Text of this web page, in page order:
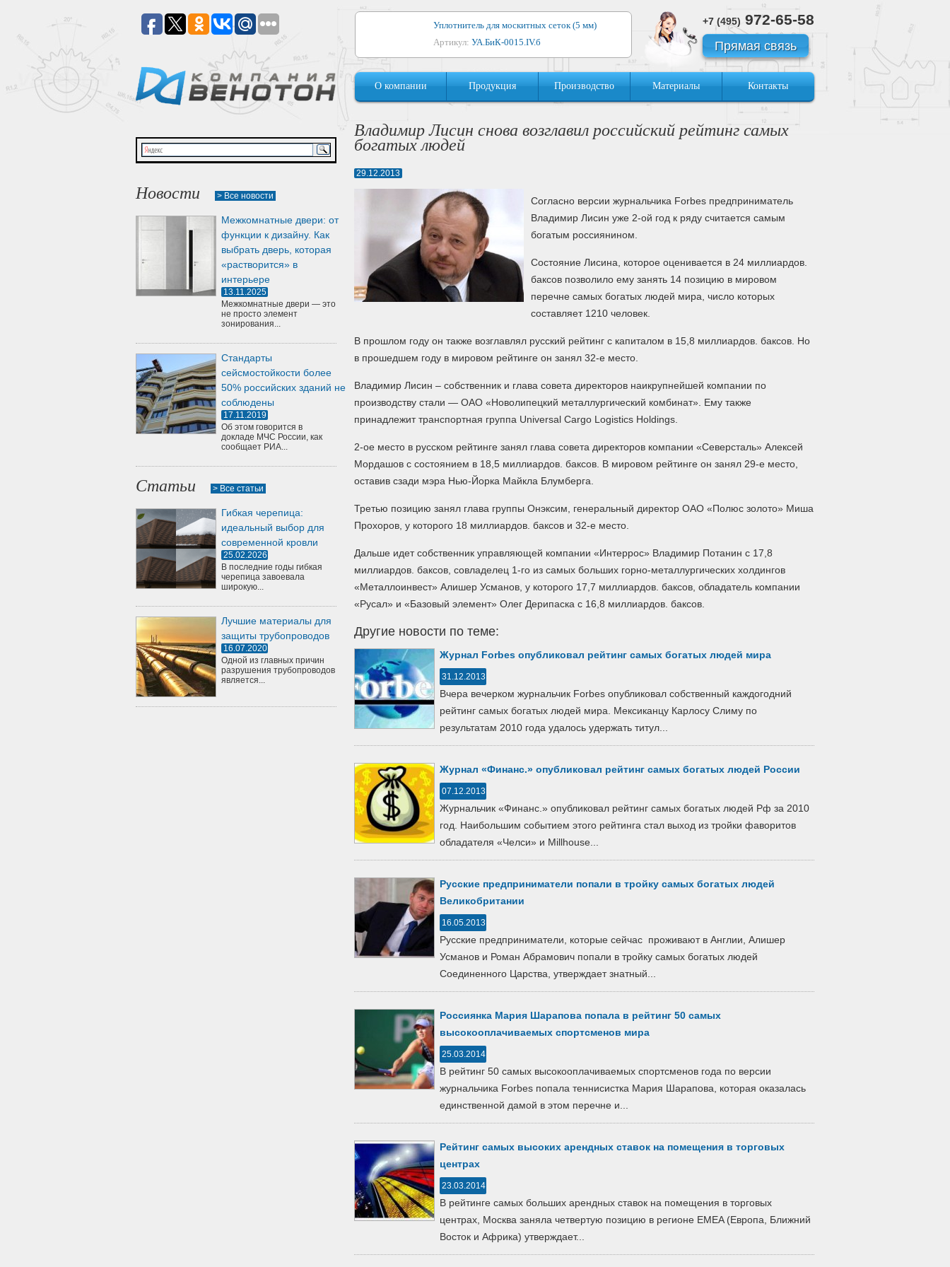
Уплотнитель для москитных сеток (5 мм)
Артикул: УА.БиК-0015.IV.б
Уплотнитель для алюминиевых окон
Артикул:1044
Артикул:УМ.БиК-0062.IV.б
Уплотнитель для деревянных дверей
Артикул:
УК-10.4
+7 (495) 972-65-58
Прямая связь
О компании Продукция Производство Материалы Контакты
Новости > Все новости
Межкомнатные двери: от
функции к дизайну. Как
выбрать дверь, которая
«растворится» в
интерьере
13.11.2025
Межкомнатные двери — это
не просто элемент
зонирования...
Стандарты
сейсмостойкости более
50% российских зданий не
соблюдены
17.11.2019
Об этом говорится в
докладе МЧС России, как
сообщает РИА...
Статьи > Все статьи
Гибкая черепица:
идеальный выбор для
современной кровли
25.02.2026
В последние годы гибкая
черепица завоевала
широкую...
Лучшие материалы для
защиты трубопроводов
16.07.2020
Одной из главных причин
разрушения трубопроводов
является...
Владимир Лисин снова возглавил российский рейтинг самых
богатых людей
29.12.2013
Согласно версии журнальчика Forbes предприниматель
Владимир Лисин уже 2-ой год к ряду считается самым
богатым россиянином.
Состояние Лисина, которое оценивается в 24 миллиардов.
баксов позволило ему занять 14 позицию в мировом
перечне самых богатых людей мира, число которых
составляет 1210 человек.
В прошлом году он также возглавлял русский рейтинг с капиталом в 15,8 миллиардов. баксов. Но
в прошедшем году в мировом рейтинге он занял 32-е место.
Владимир Лисин – собственник и глава совета директоров наикрупнейшей компании по
производству стали — ОАО «Новолипецкий металлургический комбинат». Ему также
принадлежит транспортная группа Universal Cargo Logistics Holdings.
2-ое место в русском рейтинге занял глава совета директоров компании «Северсталь» Алексей
Мордашов с состоянием в 18,5 миллиардов. баксов. В мировом рейтинге он занял 29-е место,
оставив сзади мэра Нью-Йорка Майкла Блумберга.
Третью позицию занял глава группы Онэксим, генеральный директор ОАО «Полюс золото» Миша
Прохоров, у которого 18 миллиардов. баксов и 32-е место.
Дальше идет собственник управляющей компании «Интеррос» Владимир Потанин с 17,8
миллиардов. баксов, совладелец 1-го из самых больших горно-металлургических холдингов
«Металлоинвест» Алишер Усманов, у которого 17,7 миллиардов. баксов, обладатель компании
«Русал» и «Базовый элемент» Олег Дерипаска с 16,8 миллиардов. баксов.
Другие новости по теме:
Журнал Forbes опубликовал рейтинг самых богатых людей мира
31.12.2013
Вчера вечерком журнальчик Forbes опубликовал собственный каждогодний
рейтинг самых богатых людей мира. Мексиканцу Карлосу Слиму по
результатам 2010 года удалось удержать титул...
Журнал «Финанс.» опубликовал рейтинг самых богатых людей России
07.12.2013
Журнальчик «Финанс.» опубликовал рейтинг самых богатых людей Рф за 2010
год. Наибольшим событием этого рейтинга стал выход из тройки фаворитов
обладателя «Челси» и Millhouse...
Русские предприниматели попали в тройку самых богатых людей
Великобритании
16.05.2013
Русские предприниматели, которые сейчас проживают в Англии, Алишер
Усманов и Роман Абрамович попали в тройку самых богатых людей
Соединенного Царства, утверждает знатный...
Россиянка Мария Шарапова попала в рейтинг 50 самых
высокооплачиваемых спортсменов мира
25.03.2014
В рейтинг 50 самых высокооплачиваемых спортсменов года по версии
журнальчика Forbes попала теннисистка Мария Шарапова, которая оказалась
единственной дамой в этом перечне и...
Рейтинг самых высоких арендных ставок на помещения в торговых
центрах
23.03.2014
В рейтинге самых больших арендных ставок на помещения в торговых
центрах, Москва заняла четвертую позицию в регионе EMEA (Европа, Ближний
Восток и Африка) утверждает...